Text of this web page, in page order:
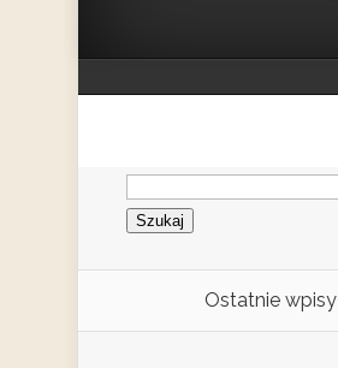
Szukaj:
Ostatnie wpisy